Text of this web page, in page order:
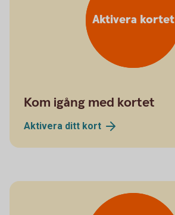
Aktivera kortet
Kom igång med kortet
Aktivera ditt kort